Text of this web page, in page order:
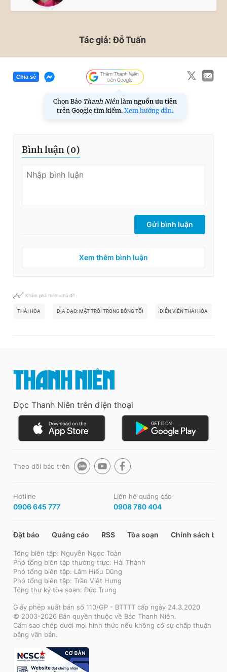
Tác giả: Đỗ Tuấn
Chia sẻ
Chọn Báo Thanh Niênlàm nguồn ưu tiên
trên Google tìm kiếm. Xem hướng dẫn.
Bình luận (0)
Gửi bình luận
Xem thêm bình luận
Khám phá thêm chủ đề
THÁI HÒA ĐỊA ĐẠO: MẶT TRỜI TRONG BÓNG TỐI DIỄN VIÊN THÁI HÒA
Đọc Thanh Niên trên điện thoại
Theo dõi báo trên
Hotline
0906 645 777
Liên hệ quảng cáo
0908 780 404
Đặt báo Quảng cáo RSS Tòa soạn Chính sách bảo
Tổng biên tập: Nguyễn Ngọc Toàn
Phó tổng biên tập thường trực: Hải Thành
Phó tổng biên tập: Lâm Hiếu Dũng
Phó tổng biên tập: Trần Việt Hưng
Tổng thư ký tòa soạn: Đức Trung
Giấy phép xuất bản số 110/GP - BTTTT cấp ngày 24.3.2020
© 2003-2026 Bản quyền thuộc về Báo Thanh Niên.
Cấm sao chép dưới mọi hình thức nếu không có sự chấp thuận
bằng văn bản.